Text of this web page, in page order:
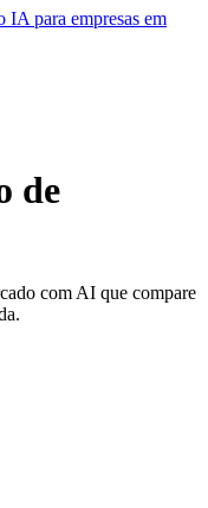
para empresas em
de
com AI que compare